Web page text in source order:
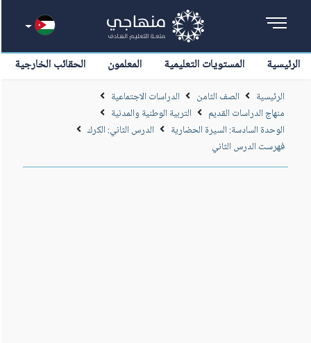
الرئيسية المستويات التعليمية المعلمون الحقائب الخارجية
الرئيسية الصف الثامن
الدراسات الاجتماعية
منهاج الدراسات القديم
التربية الوطنية والمدنية
الوحدة السادسة: السيرة الحضارية
الدرس الثاني: الكرك
فهرست الدرس الثاني